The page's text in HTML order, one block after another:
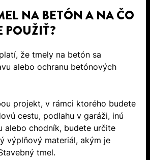
NA BETÓN A NA ČO
POUŽIŤ?
že tmely na betón sa
alebo ochranu betónových
projekt, v rámci ktorého budete
cestu, podlahu v garáži, inú
alebo chodník, budete určite
výplňový materiál, akým je
tmel.